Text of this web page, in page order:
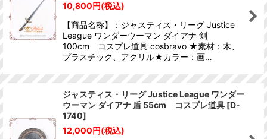
10,800円(税込)
【商品名称】：ジャスティス・リーグ Justice
League ワンダーウーマン ダイアナ 剣
100cm コスプレ道具 cosbravo ★素材：木、
プラスチック、アクリル★カラー：画…
ジャスティス・リーグ Justice League ワンダー
ウーマン ダイアナ 盾 55cm コスプレ道具 [D-
1740]
12,000円(税込)